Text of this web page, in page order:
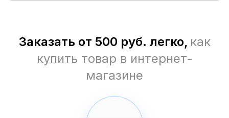
Заказать от 500 руб. легко, как
купить товар в интернет-
магазине